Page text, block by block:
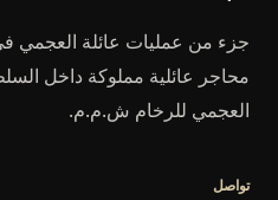
محاجر عائلية مملوكة داخل
العجمي للرخام ش.م.م.
تواصل